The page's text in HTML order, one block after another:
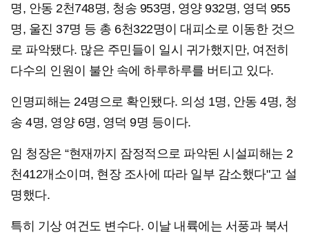
명, 안동 2천748명, 청송 953명, 영양 932명, 영덕 955
명, 울진 37명 등 총 6천322명이 대피소로 이동한 것으
로 파악됐다. 많은 주민들이 일시 귀가했지만, 여전히
다수의 인원이 불안 속에 하루하루를 버티고 있다.
인명피해는 24명으로 확인됐다. 의성 1명, 안동 4명, 청
송 4명, 영양 6명, 영덕 9명 등이다.
임 청장은 “현재까지 잠정적으로 파악된 시설피해는 2
천412개소이며, 현장 조사에 따라 일부 감소했다"고 설
명했다.
특히 기상 여건도 변수다. 이날 내륙에는 서풍과 북서